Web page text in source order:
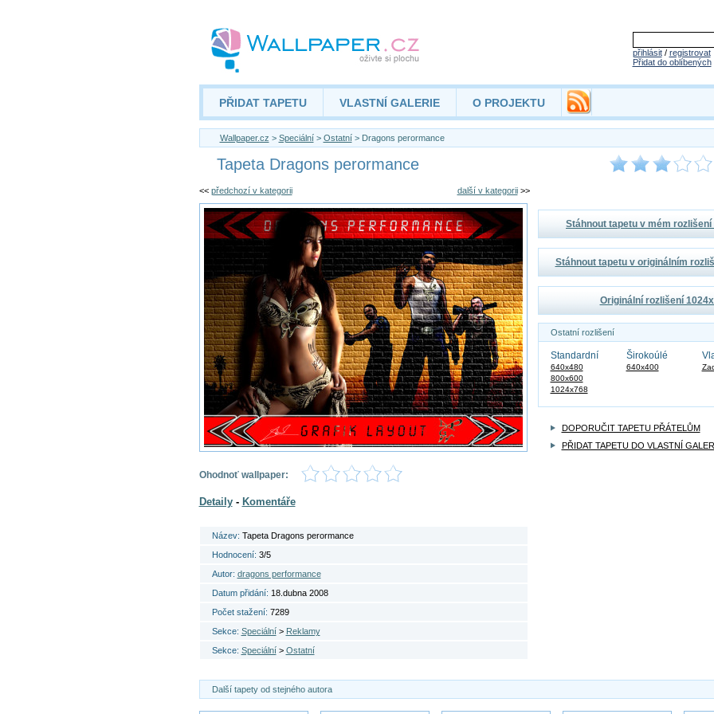
přihlásit/ registrovat
Přidat do oblíbených
PŘIDAT TAPETU VLASTNÍ GALERIE O PROJEKTU
Wallpaper.cz > Speciální> Ostatní> Dragons perormance
Tapeta Dragons perormance
<< předchozí v kategorii další v kategorii>>
Ohodnoť wallpaper:
Detaily- Komentáře
Název: Tapeta Dragons perormance
Hodnocení: 3/5
Autor: dragons performance
Datum přidání: 18.dubna 2008
Počet stažení: 7289
Sekce: Speciální> Reklamy
Sekce: Speciální> Ostatní
Stáhnout tapetu v mém rozlišení
Stáhnout tapetu v originálním
Originální rozlišení
Ostatní rozlišení
Standardní
640x480
800x600
1024x768
Širokoúlé
640x400
DOPORUČIT TAPETU PŘÁTELŮM
PŘIDAT TAPETU DO VLASTNÍ
Další tapety od stejného autora